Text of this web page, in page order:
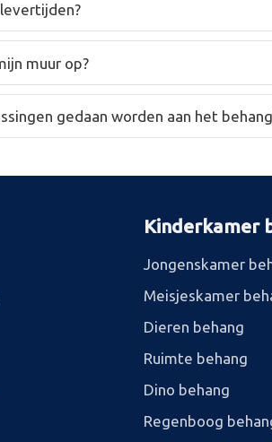
muur op?
gedaan worden aan het
Kinderkamer
Jongenskamer
Meisjeskamer
Dieren behang
Ruimte behang
Dino behang
Regenboog